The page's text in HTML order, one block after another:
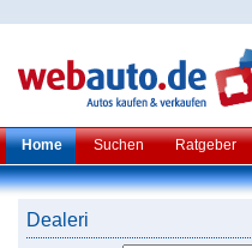
Home Suchen Ratgeber
Dealeri